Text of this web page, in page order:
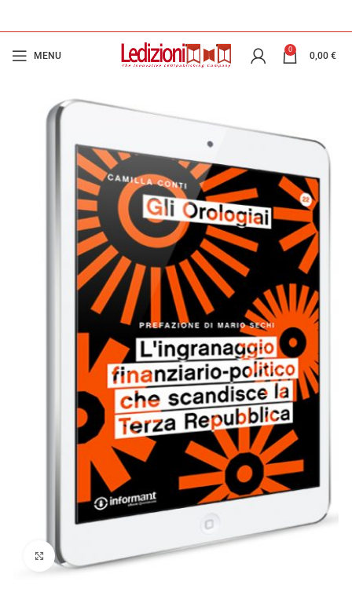
MENU
0
0,00 €
Click to enlarge